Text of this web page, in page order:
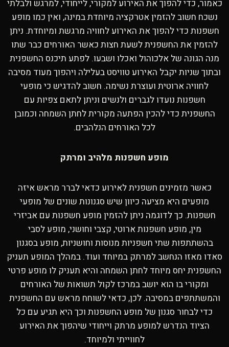
כאמור, כדי להפוך את האירוע למקורי, לייחודי, למרגש ולבלתי
נשכח חשוב להזמין אטרקציה מיוחדת במינה, ואין כמו מופע
חשפנות כדי להפוך את האירוע לחוויה מרגשת ומיוחדת. ניתן
להזמין את החשפנית לשעת חצות כאשר האורחים כבר שתו
מנה הגונה של אלכוהול ואכלו ושבעו. לפתע תיכנס החשפנית
ובתוך שניות יקבל האירוע טוויסט בעלילה ויהפוך מעוד מסיבה
לחוויה ארוטית ועוצרת נשימה. חשוב להדגיש כי מופעי
חשפנות נועדו לגברים ולנשים וניתן לתאם צפיות עם
החשפנית כדי להכין הפתעה מקורית לחתן השמחה וכמובן
לכל האורחים הנלהבים.
מופע חשפנות מלהיב ומרתק
כאשר מזמינים חשפנית לאירוע כדאי לברר מראש איזה
מופעים היא מציעה כיוון שיש סגנונות שונים של מופעי
חשפנות. כך לדוגמה ניתן להזמין מופע חשפנות עם אביזרי
מין, מופע חשפנות ארוטי, קצבי וחושני, מופע לסבי
בהשתתפות שתי חשפניות מנוסות וחושניות, מופע בסגנון
סאדו מאזו הנחשב למרתק במיוחד ועוד. במהלך המופע תעניק
החשפנית יחס מיוחד לחתן השמחה והיא תעניק לו מופע פרטי
ומקורי בו הוא יושב במרכז לקול תשואות של האורחים
והמשתתפים במסיבה. לכן, כדאי לשוחח מראש עם החשפנית
כדי לבחור סגנון של מופע החשפנות וכך היא תגיע עם כל
הציוד הנדרש למופע מרתק וייחודי שיהפוך את האירוע
לחווייתי ולמיוחד.